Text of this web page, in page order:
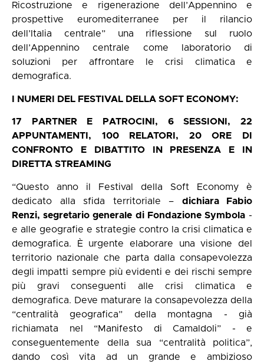
Ricostruzione e rigenerazione dell’Appennino e
prospettive euromediterranee per il rilancio
dell’Italia centrale” una riflessione sul ruolo
dell’Appennino centrale come laboratorio di
soluzioni per affrontare le crisi climatica e
demografica.
I NUMERI DEL FESTIVAL DELLA SOFT ECONOMY:
17 PARTNER E PATROCINI, 6 SESSIONI, 22
APPUNTAMENTI, 100 RELATORI, 20 ORE DI
CONFRONTO E DIBATTITO IN PRESENZA E IN
DIRETTA STREAMING
“Questo anno il Festival della Soft Economy è
dedicato alla sfida territoriale – dichiara Fabio
Renzi, segretario generale di Fondazione Symbola-
e alle geografie e strategie contro la crisi climatica e
demografica. È urgente elaborare una visione del
territorio nazionale che parta dalla consapevolezza
degli impatti sempre più evidenti e dei rischi sempre
più gravi conseguenti alle crisi climatica e
demografica. Deve maturare la consapevolezza della
“centralità geografica” della montagna - già
richiamata nel “Manifesto di Camaldoli” - e
conseguentemente della sua “centralità politica”,
dando così vita ad un grande e ambizioso